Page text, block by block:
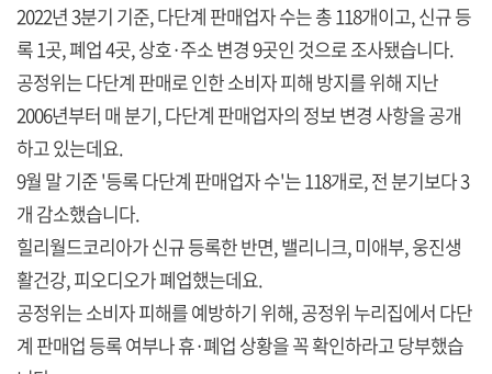
2022년 3분기 기준, 다단계 판매업자 수는 총 118개이고, 신규 등
록 1곳, 폐업 4곳, 상호·주소 변경 9곳인 것으로 조사됐습니다.
공정위는 다단계 판매로 인한 소비자 피해 방지를 위해 지난
2006년부터 매 분기, 다단계 판매업자의 정보 변경 사항을 공개
하고 있는데요.
9월 말 기준 '등록 다단계 판매업자 수'는 118개로, 전 분기보다 3
개 감소했습니다.
힐리월드코리아가 신규 등록한 반면, 밸리니크, 미애부, 웅진생
활건강, 피오디오가 폐업했는데요.
공정위는 소비자 피해를 예방하기 위해, 공정위 누리집에서 다단
계 판매업 등록 여부나 휴·폐업 상황을 꼭 확인하라고 당부했습